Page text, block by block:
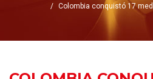
Colombia conquistó 17